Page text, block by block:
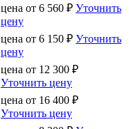
цена от 6 560 ₽ Уточнить
цену
цена от 6 150 ₽ Уточнить
цену
цена от 12 300 ₽
Уточнить цену
цена от 16 400 ₽
Уточнить цену